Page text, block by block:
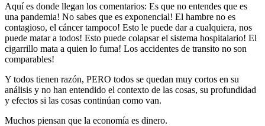
Aquí es donde llegan los comentarios: Es que no entendes que es
una pandemia! No sabes que es exponencial! El hambre no es
contagioso, el cáncer tampoco! Esto le puede dar a cualquiera, nos
puede matar a todos! Esto puede colapsar el sistema hospitalario! El
cigarrillo mata a quien lo fuma! Los accidentes de transito no son
comparables!
Y todos tienen razón, PERO todos se quedan muy cortos en su
análisis y no han entendido el contexto de las cosas, su profundidad
y efectos si las cosas continúan como van.
Muchos piensan que la economía es dinero.